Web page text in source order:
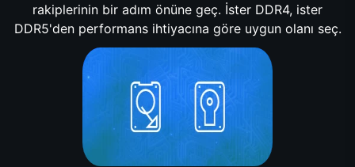
rakiplerinin bir adım önüne geç. İster DDR4, ister
DDR5'den performans ihtiyacına göre uygun olanı seç.